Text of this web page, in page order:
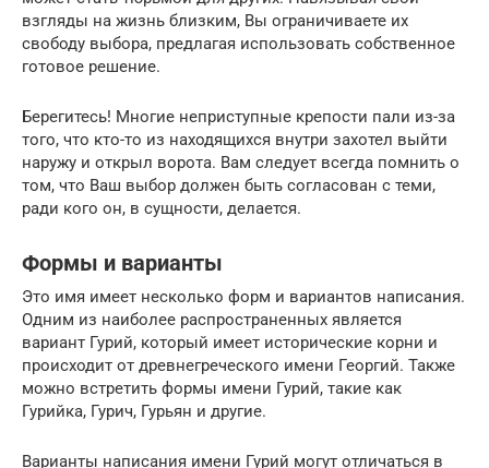
взгляды на жизнь близким, Вы ограничиваете их
свободу выбора, предлагая использовать собственное
готовое решение.
Берегитесь! Многие неприступные крепости пали из-за
того, что кто-то из находящихся внутри захотел выйти
наружу и открыл ворота. Вам следует всегда помнить о
том, что Ваш выбор должен быть согласован с теми,
ради кого он, в сущности, делается.
Формы и варианты
Это имя имеет несколько форм и вариантов написания.
Одним из наиболее распространенных является
вариант Гурий, который имеет исторические корни и
происходит от древнегреческого имени Георгий. Также
можно встретить формы имени Гурий, такие как
Гурийка, Гурич, Гурьян и другие.
Варианты написания имени Гурий могут отличаться в